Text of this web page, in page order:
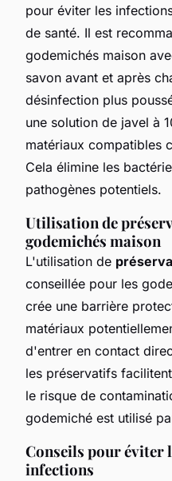
pour éviter les
de santé. Il est
godemichés maison
savon avant et après
désinfection plus
une solution de javel à
matériaux compatibles
Cela élimine les
pathogènes potentiels.
Utilisation de
godemichés maison
L'utilisation de
conseillée pour les
crée une barrière
matériaux
d'entrer en contact
les préservatifs
le risque de
godemiché est utilisé
Conseils pour éviter
infections